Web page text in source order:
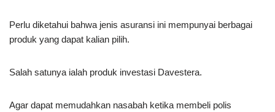
Perlu diketahui bahwa jenis asuransi ini mempunyai berbagai
produk yang dapat kalian pilih.
Salah satunya ialah produk investasi Davestera.
Agar dapat memudahkan nasabah ketika membeli polis